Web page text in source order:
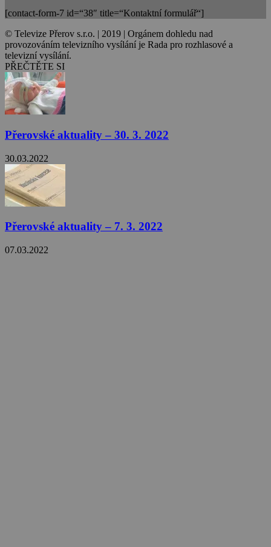
[contact-form-7 id=“38″ title=“Kontaktní formulář“]
© Televize Přerov s.r.o. | 2019 | Orgánem dohledu nad
provozováním televizního vysílání je Rada pro rozhlasové a
televizní vysílání.
PŘEČTĚTE SI
Přerovské aktuality – 30. 3. 2022
30.03.2022
Přerovské aktuality – 7. 3. 2022
07.03.2022